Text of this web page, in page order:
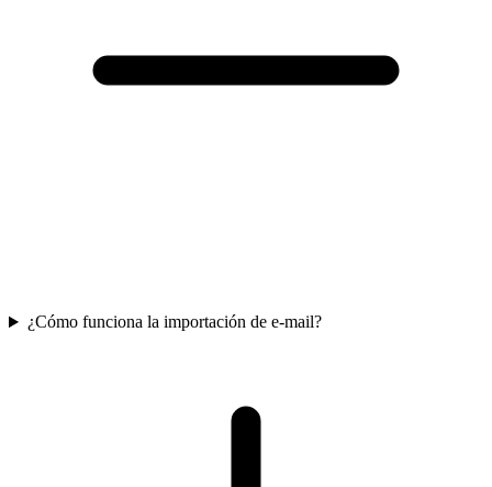
¿Cómo funciona la importación de e-mail?